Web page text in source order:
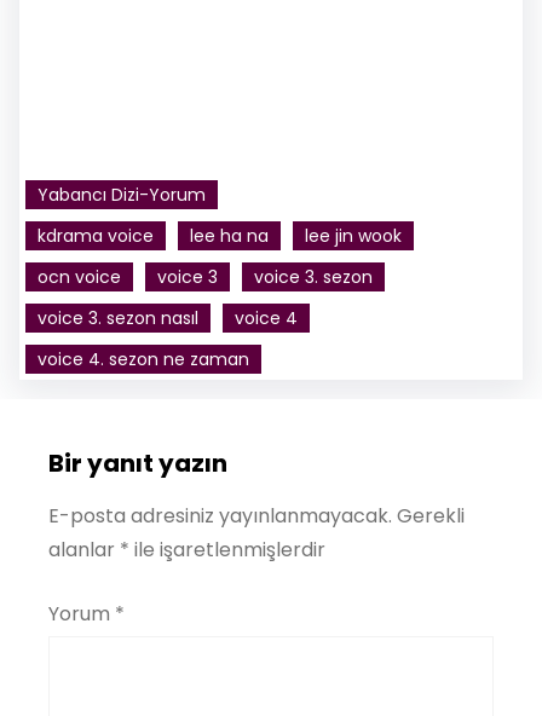
Yabancı Dizi-Yorum
kdrama voice
lee ha na
lee jin wook
ocn voice
voice 3
voice 3. sezon
voice 3. sezon nasıl
voice 4
voice 4. sezon ne zaman
Bir yanıt yazın
E-posta adresiniz yayınlanmayacak. Gerekli
alanlar * ile işaretlenmişlerdir
Yorum *